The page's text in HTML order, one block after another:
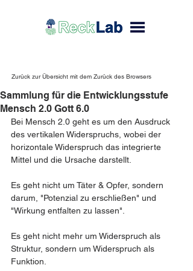
Zurück zur Übersicht mit dem Zurück des Browsers
Sammlung für die Entwicklungsstufe
Mensch 2.0 Gott 6.0
Bei Mensch 2.0 geht es um den Ausdruck
des vertikalen Widerspruchs, wobei der
horizontale Widerspruch das integrierte
Mittel und die Ursache darstellt.
Es geht nicht um Täter & Opfer, sondern
darum, "Potenzial zu erschließen" und
"Wirkung entfalten zu lassen".
Es geht nicht mehr um Widerspruch als
Struktur, sondern um Widerspruch als
Funktion.